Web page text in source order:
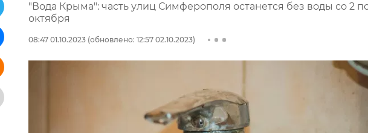
"Вода Крыма": часть улиц Симферополя останется без воды со 2
октября
08:47 01.10.2023 (обновлено: 12:57 02.10.2023)